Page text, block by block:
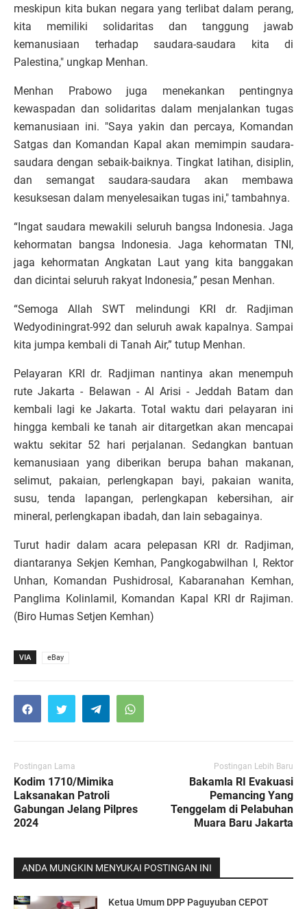
meskipun kita bukan negara yang terlibat dalam perang,
kita memiliki solidaritas dan tanggung jawab
kemanusiaan terhadap saudara-saudara kita di
Palestina," ungkap Menhan.
Menhan Prabowo juga menekankan pentingnya
kewaspadan dan solidaritas dalam menjalankan tugas
kemanusiaan ini. "Saya yakin dan percaya, Komandan
Satgas dan Komandan Kapal akan memimpin saudara-
saudara dengan sebaik-baiknya. Tingkat latihan, disiplin,
dan semangat saudara-saudara akan membawa
kesuksesan dalam menyelesaikan tugas ini," tambahnya.
“Ingat saudara mewakili seluruh bangsa Indonesia. Jaga
kehormatan bangsa Indonesia. Jaga kehormatan TNI,
jaga kehormatan Angkatan Laut yang kita banggakan
dan dicintai seluruh rakyat Indonesia,” pesan Menhan.
“Semoga Allah SWT melindungi KRI dr. Radjiman
Wedyodiningrat-992 dan seluruh awak kapalnya. Sampai
kita jumpa kembali di Tanah Air,” tutup Menhan.
Pelayaran KRI dr. Radjiman nantinya akan menempuh
rute Jakarta - Belawan - Al Arisi - Jeddah Batam dan
kembali lagi ke Jakarta. Total waktu dari pelayaran ini
hingga kembali ke tanah air ditargetkan akan mencapai
waktu sekitar 52 hari perjalanan. Sedangkan bantuan
kemanusiaan yang diberikan berupa bahan makanan,
selimut, pakaian, perlengkapan bayi, pakaian wanita,
susu, tenda lapangan, perlengkapan kebersihan, air
mineral, perlengkapan ibadah, dan lain sebagainya.
Turut hadir dalam acara pelepasan KRI dr. Radjiman,
diantaranya Sekjen Kemhan, Pangkogabwilhan I, Rektor
Unhan, Komandan Pushidrosal, Kabaranahan Kemhan,
Panglima Kolinlamil, Komandan Kapal KRI dr Rajiman.
(Biro Humas Setjen Kemhan)
VIA eBay
Postingan Lama
Kodim 1710/Mimika
Laksanakan Patroli
Gabungan Jelang Pilpres
2024
Postingan Lebih Baru
Bakamla RI Evakuasi
Pemancing Yang
Tenggelam di Pelabuhan
Muara Baru Jakarta
ANDA MUNGKIN MENYUKAI POSTINGAN INI
Ketua Umum DPP Paguyuban CEPOT